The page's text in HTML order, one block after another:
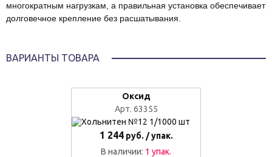
многократным нагрузкам, а правильная установка обеспечивает
долговечное крепление без расшатывания.
ВАРИАНТЫ ТОВАРА
Оксид
Арт. 63355
1 244руб. / упак.
В наличии: 1 упак.